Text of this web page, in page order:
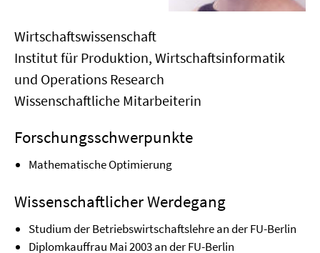
Wirtschaftswissenschaft
Institut für Produktion, Wirtschaftsinformatik
und Operations Research
Wissenschaftliche Mitarbeiterin
Forschungsschwerpunkte
Mathematische Optimierung
Wissenschaftlicher Werdegang
Studium der Betriebswirtschaftslehre an der FU-Berlin
Diplomkauffrau Mai 2003 an der FU-Berlin